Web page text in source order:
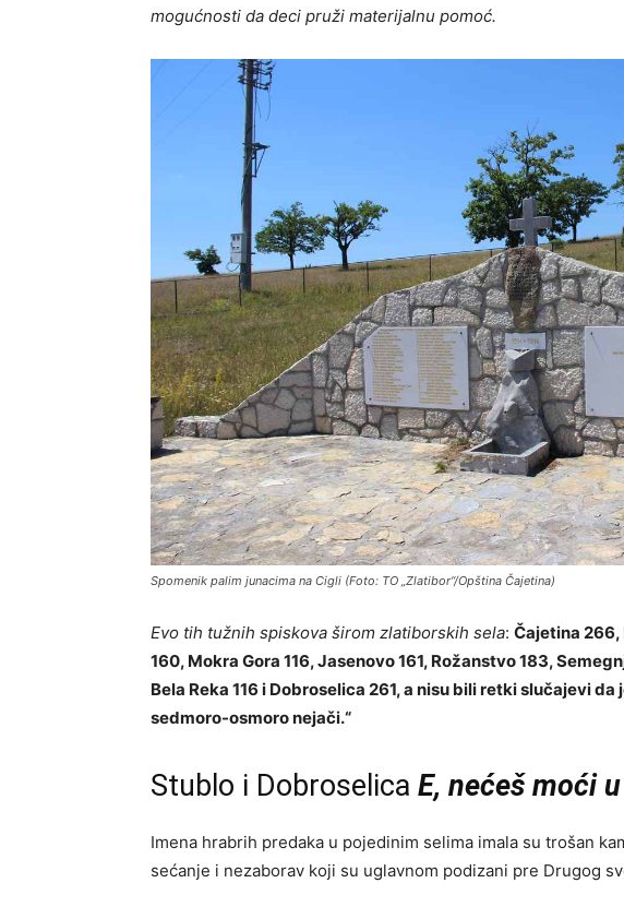
mogućnosti da deci pruži materijalnu pomoć.
Spomenik palim junacima na Cigli (Foto: TO „Zlatibor“/Opština Čajetina)
Evo tih tužnih spiskova širom zlatiborskih sela: Čajetina 266,
160, Mokra Gora 116, Jasenovo 161, Rožanstvo 183,
Bela Reka 116 i Dobroselica 261, a nisu bili retki slučajevi
sedmoro-osmoro nejači.“
Stublo i Dobroselica E, nećeš moći
Imena hrabrih predaka u pojedinim selima imala su trošan
sećanje i nezaborav koji su uglavnom podizani pre Drugog